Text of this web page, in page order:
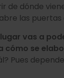
de dónde
las puertas
vas a
cómo se
Pues